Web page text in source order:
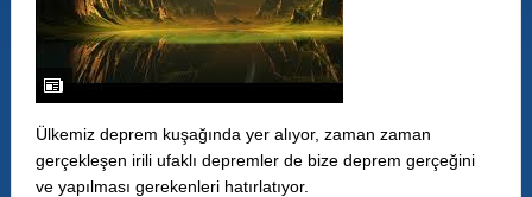
Ülkemiz deprem kuşağında yer alıyor, zaman zaman
gerçekleşen irili ufaklı depremler de bize deprem gerçeğini
ve yapılması gerekenleri hatırlatıyor.